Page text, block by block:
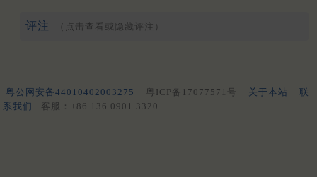
评注 （点击查看或隐藏评注）
粤公网安备44010402003275 粤ICP备17077571号 关于本站
联
系我们
客服：+86 136 0901 3320